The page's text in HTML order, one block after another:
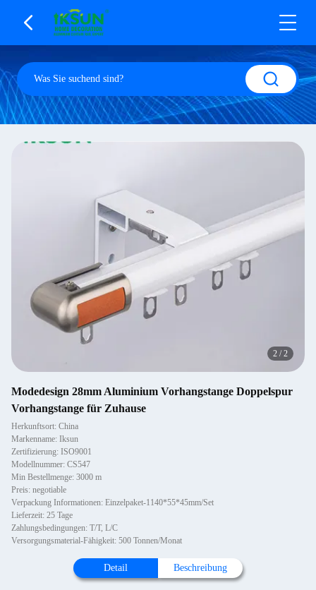
2 /2
Modedesign 28mm Aluminium Vorhangstange Doppelspur
Vorhangstange für Zuhause
Herkunftsort: China
Markenname: Iksun
Zertifizierung: ISO9001
Modellnummer: CS547
Min Bestellmenge: 3000 m
Preis: negotiable
Verpackung Informationen: Einzelpaket-1140*55*45mm/Set
Lieferzeit: 25 Tage
Zahlungsbedingungen: T/T, L/C
Versorgungsmaterial-Fähigkeit: 500 Tonnen/Monat
Detail Beschreibung